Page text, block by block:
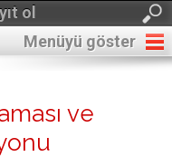
ol
Menüyü göster
ve